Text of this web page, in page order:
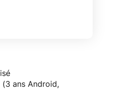
ans Android,